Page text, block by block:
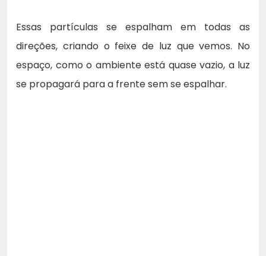
Essas partículas se espalham em todas as
direções, criando o feixe de luz que vemos. No
espaço, como o ambiente está quase vazio, a luz
se propagará para a frente sem se espalhar.